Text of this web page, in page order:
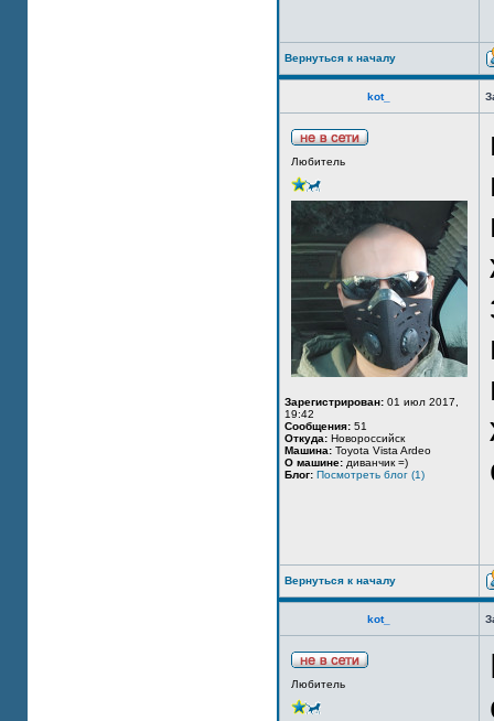
Вернуться к началу
kot_
Любитель
Зарегистрирован: 01 июл 2017,
19:42
Сообщения: 51
Откуда: Новороссийск
Машина: Toyota Vista Ardeo
О машине: диванчик =)
Блог: Посмотреть блог (1)
Вернуться к началу
kot_
Любитель